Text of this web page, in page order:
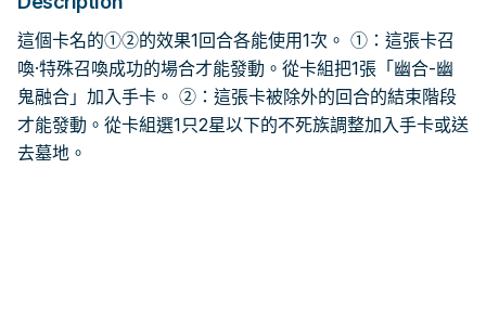
這個卡名的①②的效果1回合各能使用1次。 ①：這張卡召
喚·特殊召喚成功的場合才能發動。從卡組把1張「幽合-幽
鬼融合」加入手卡。 ②：這張卡被除外的回合的結束階段
才能發動。從卡組選1只2星以下的不死族調整加入手卡或送
去墓地。